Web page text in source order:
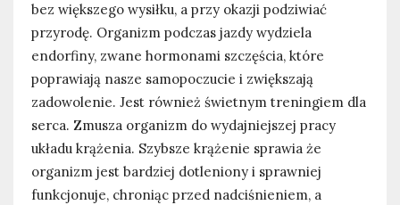
bez większego wysiłku, a przy okazji podziwiać
przyrodę. Organizm podczas jazdy wydziela
endorfiny, zwane hormonami szczęścia, które
poprawiają nasze samopoczucie i zwiększają
zadowolenie. Jest również świetnym treningiem dla
serca. Zmusza organizm do wydajniejszej pracy
układu krążenia. Szybsze krążenie sprawia że
organizm jest bardziej dotleniony i sprawniej
funkcjonuje, chroniąc przed nadciśnieniem, a